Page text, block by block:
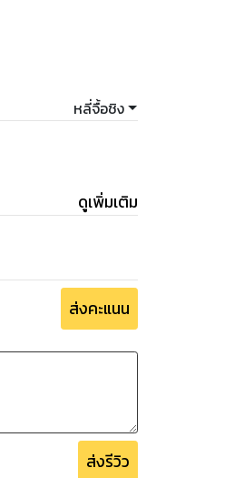
หลี่จื้อชิง
ดูเพิ่มเติม
ส่งคะแนน
ส่งรีวิว